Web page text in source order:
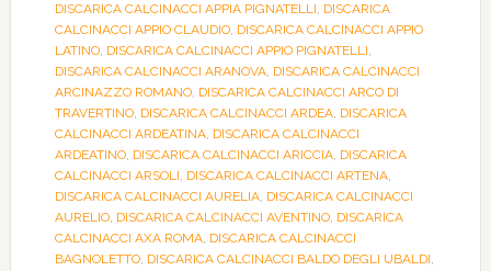
DISCARICA CALCINACCI APPIA PIGNATELLI, DISCARICA
CALCINACCI APPIO CLAUDIO, DISCARICA CALCINACCI APPIO
LATINO, DISCARICA CALCINACCI APPIO PIGNATELLI,
DISCARICA CALCINACCI ARANOVA, DISCARICA CALCINACCI
ARCINAZZO ROMANO, DISCARICA CALCINACCI ARCO DI
TRAVERTINO, DISCARICA CALCINACCI ARDEA, DISCARICA
CALCINACCI ARDEATINA, DISCARICA CALCINACCI
ARDEATINO, DISCARICA CALCINACCI ARICCIA, DISCARICA
CALCINACCI ARSOLI, DISCARICA CALCINACCI ARTENA,
DISCARICA CALCINACCI AURELIA, DISCARICA CALCINACCI
AURELIO, DISCARICA CALCINACCI AVENTINO, DISCARICA
CALCINACCI AXA ROMA, DISCARICA CALCINACCI
BAGNOLETTO, DISCARICA CALCINACCI BALDO DEGLI UBALDI,